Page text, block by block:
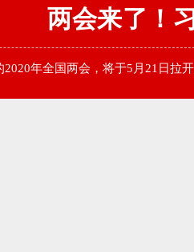
两会来了！
年全国两会，将于5月21日拉